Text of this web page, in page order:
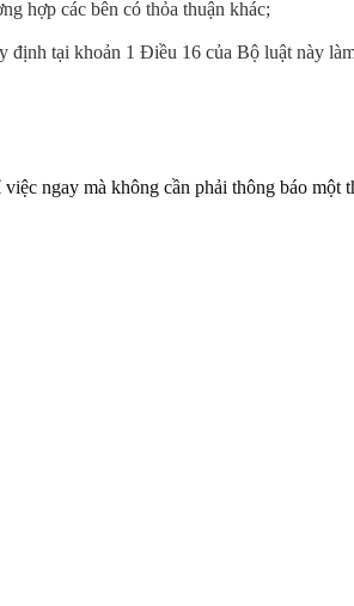
hợp các bên có thỏa thuận khác;
tại khoản 1 Điều 16 của Bộ luật này
ngay mà không cần phải thông báo một